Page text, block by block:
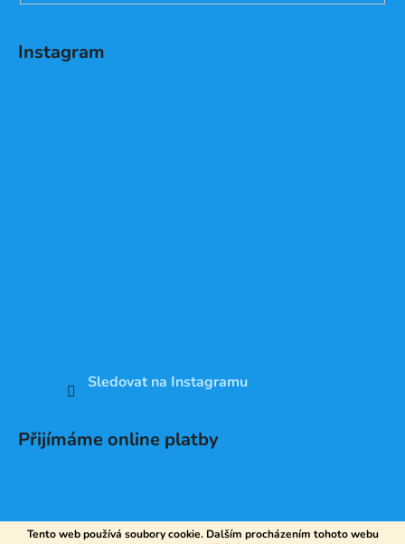
Tento web používá soubory cookie. Dalším procházením tohoto webu
Instagram
Sledovat na Instagramu
Přijímáme online platby